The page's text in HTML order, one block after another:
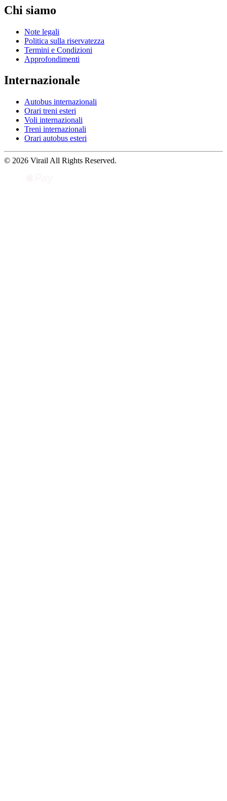
Chi siamo
Note legali
Politica sulla riservatezza
Termini e Condizioni
Approfondimenti
Internazionale
Autobus internazionali
Orari treni esteri
Voli internazionali
Treni internazionali
Orari autobus esteri
© 2026 Virail All Rights Reserved.